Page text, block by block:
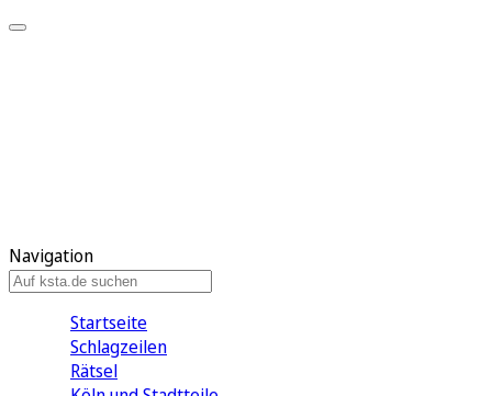
Navigation
Startseite
Schlagzeilen
Rätsel